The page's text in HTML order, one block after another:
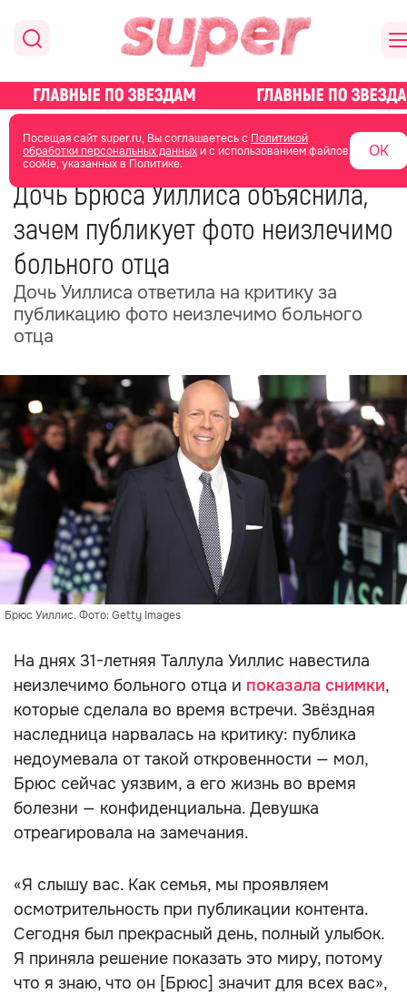
Посещая сайт super.ru, Вы соглашаетесь с Политикой
обработки персональных данныхи с использованием файлов
cookie, указанных в Политике.
ОК
главная новости о звездах новости
25 июня 2025 18:42
Дочь Брюса Уиллиса объяснила,
зачем публикует фото неизлечимо
больного отца
Дочь Уиллиса ответила на критику за
публикацию фото неизлечимо больного
отца
Брюс Уиллис. Фото: Getty Images
На днях 31-летняя Таллула Уиллис навестила
неизлечимо больного отца и показала снимки,
которые сделала во время встречи. Звёздная
наследница нарвалась на критику: публика
недоумевала от такой откровенности — мол,
Брюс сейчас уязвим, а его жизнь во время
болезни — конфиденциальна. Девушка
отреагировала на замечания.
«Я слышу вас. Как семья, мы проявляем
осмотрительность при публикации контента.
Сегодня был прекрасный день, полный улыбок.
Я приняла решение показать это миру, потому
что я знаю, что он [Брюс] значит для всех вас»,